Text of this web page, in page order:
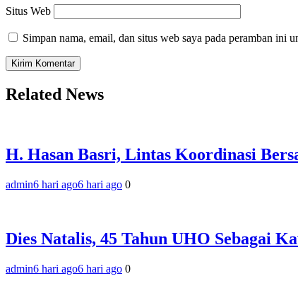
Situs Web
Simpan nama, email, dan situs web saya pada peramban ini
Related News
H. Hasan Basri, Lintas Koordinasi
admin6 hari ago6 hari ago 0
‎Dies Natalis, 45 Tahun UHO Sebagai
admin6 hari ago6 hari ago 0